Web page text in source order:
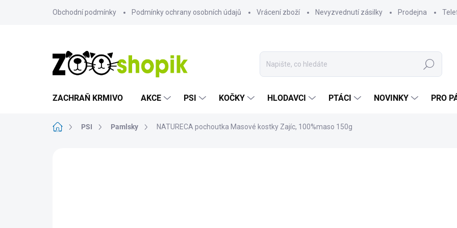
Obchodní podmínky Podmínky ochrany osobních údajů Vrácení zboží Nevyzvednutí zásilky Prodejna
Hledat
ZACHRAŇ KRMIVO AKCE PSI KOČKY HLODAVCI PTÁCI NOVINKY PRO
Domů PSI Pamlsky NATURECA pochoutka Masové kostky Zajíc, 100%maso 150g